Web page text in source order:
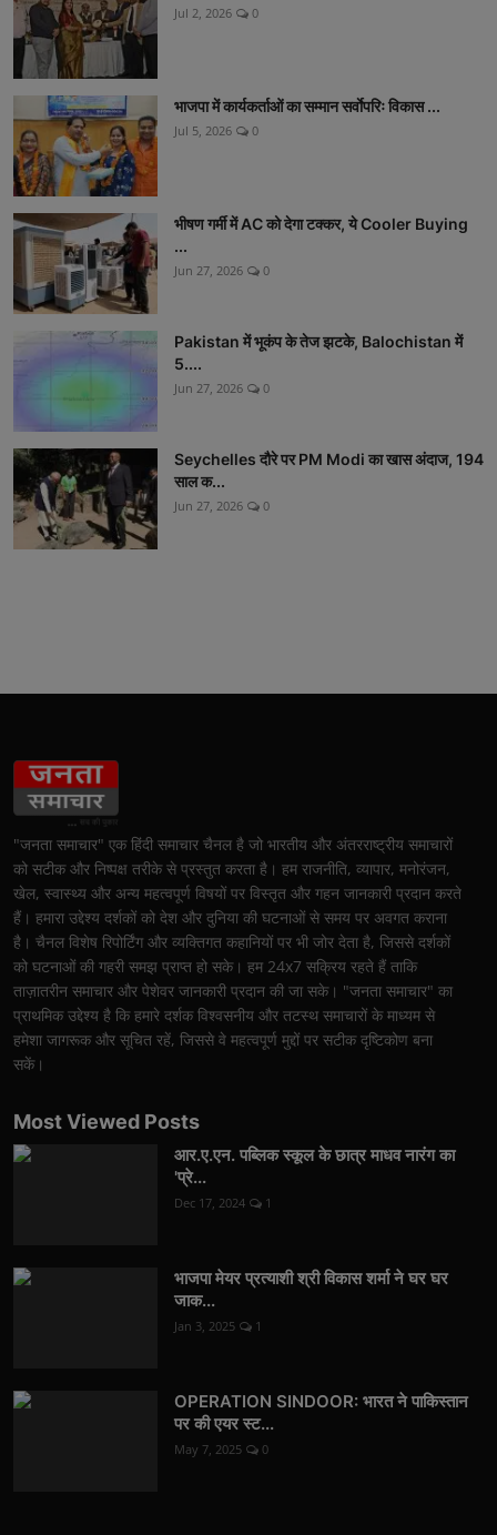
Jul 2, 2026 0
भाजपा में कार्यकर्ताओं का सम्मान सर्वाेपरिः विकास ...
Jul 5, 2026 0
भीषण गर्मी में AC को देगा टक्कर, ये Cooler Buying
...
Jun 27, 2026 0
Pakistan में भूकंप के तेज झटके, Balochistan में
5....
Jun 27, 2026 0
Seychelles दौरे पर PM Modi का खास अंदाज, 194
साल क...
Jun 27, 2026 0
"जनता समाचार" एक हिंदी समाचार चैनल है जो भारतीय और अंतरराष्ट्रीय समाचारों
को सटीक और निष्पक्ष तरीके से प्रस्तुत करता है। हम राजनीति, व्यापार, मनोरंजन,
खेल, स्वास्थ्य और अन्य महत्वपूर्ण विषयों पर विस्तृत और गहन जानकारी प्रदान करते
हैं। हमारा उद्देश्य दर्शकों को देश और दुनिया की घटनाओं से समय पर अवगत कराना
है। चैनल विशेष रिपोर्टिंग और व्यक्तिगत कहानियों पर भी जोर देता है, जिससे दर्शकों
को घटनाओं की गहरी समझ प्राप्त हो सके। हम 24x7 सक्रिय रहते हैं ताकि
ताज़ातरीन समाचार और पेशेवर जानकारी प्रदान की जा सके। "जनता समाचार" का
प्राथमिक उद्देश्य है कि हमारे दर्शक विश्वसनीय और तटस्थ समाचारों के माध्यम से
हमेशा जागरूक और सूचित रहें, जिससे वे महत्वपूर्ण मुद्दों पर सटीक दृष्टिकोण बना
सकें।
Most Viewed Posts
आर.ए.एन. पब्लिक स्कूल के छात्र माधव नारंग का
'प्रे...
Dec 17, 2024 1
भाजपा मेयर प्रत्याशी श्री विकास शर्मा ने घर घर
जाक...
Jan 3, 2025 1
OPERATION SINDOOR: भारत ने पाकिस्तान
पर की एयर स्ट...
May 7, 2025 0